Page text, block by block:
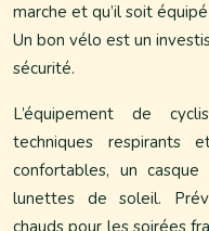
marche et qu’il soit
Un bon vélo est un
sécurité.
L’équipement de
techniques respirants
confortables, un
lunettes de soleil.